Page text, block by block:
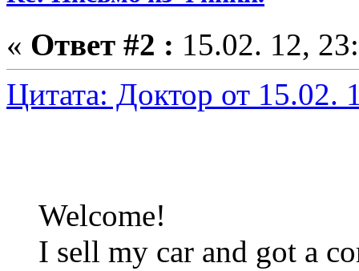
« Ответ #2 : 15.02. 12,
Цитата: Доктор от 15.02.
Welcome!
I sell my car and got a